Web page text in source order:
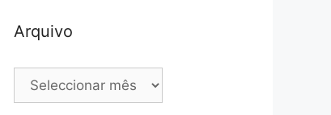
Arquivo
Arquivo